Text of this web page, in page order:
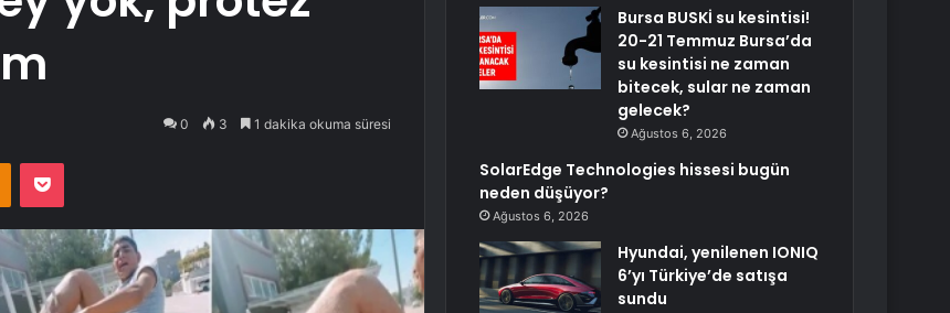
0 3 1 dakika okuma süresi
Odnoklassniki
Pocket
Bursa BUSKİ su kesintisi!
20-21 Temmuz Bursa’da
su kesintisi ne zaman
bitecek, sular ne zaman
gelecek?
Ağustos 6, 2026
SolarEdge Technologies hissesi bugün
neden düşüyor?
Ağustos 6, 2026
Hyundai, yenilenen IONIQ
6’yı Türkiye’de satışa
sundu